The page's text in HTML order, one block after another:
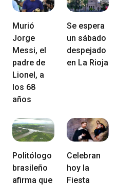
Murió
Jorge
Messi, el
padre de
Lionel, a
los 68
años
Se espera
un sábado
despejado
en La Rioja
Politólogo
brasileño
afirma que
Celebran
hoy la
Fiesta